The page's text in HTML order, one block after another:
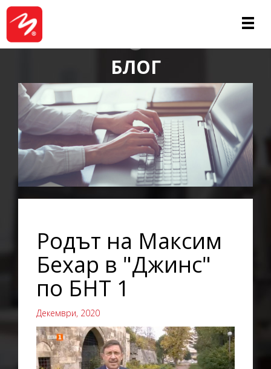
БЛОГ
Родът на Максим
Бехар в "Джинс"
по БНТ 1
Декември, 2020